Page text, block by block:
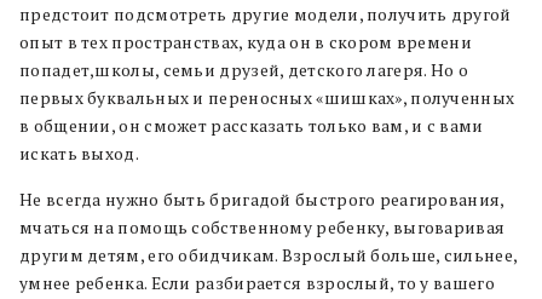
предстоит подсмотреть другие модели, получить другой
опыт в тех пространствах, куда он в скором времени
попадет,школы, семьи друзей, детского лагеря. Но о
первых буквальных и переносных «шишках», полученных
в общении, он сможет рассказать только вам, и с вами
искать выход.
Не всегда нужно быть бригадой быстрого реагирования,
мчаться на помощь собственному ребенку, выговаривая
другим детям, его обидчикам. Взрослый больше, сильнее,
умнее ребенка. Если разбирается взрослый, то у вашего